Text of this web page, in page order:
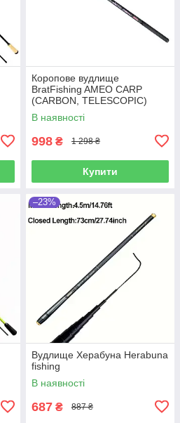
Коропове вудлище
BratFishing AMEO CARP
(CARBON, TELESCOPIC)
3.00 m / 120-220 g.
В наявності
998 ₴ 1 298 ₴
Купити
–23%
Вудлище Херабуна Herabuna
fishing
В наявності
687 ₴ 887 ₴